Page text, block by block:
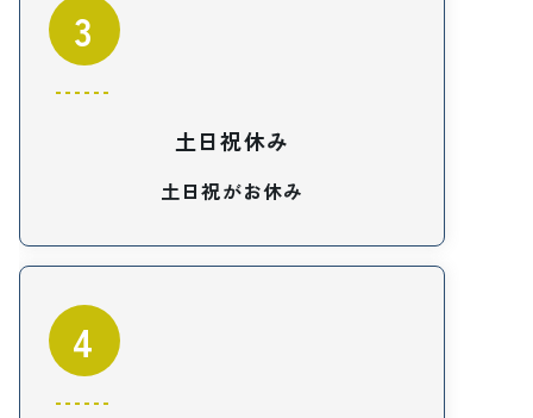
3
土日祝休み
土日祝がお休み
4